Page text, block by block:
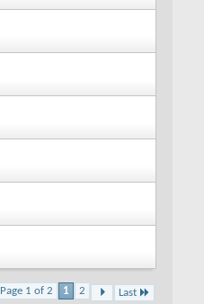
Page 1 of 2 1 2 Last